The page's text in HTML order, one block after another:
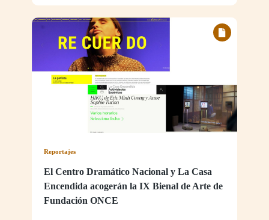
Reportajes
El Centro Dramático Nacional y La Casa
Encendida acogerán la IX Bienal de Arte de
Fundación ONCE